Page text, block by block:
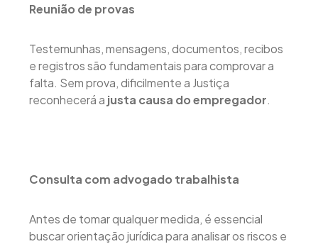
Reunião de provas
Testemunhas, mensagens, documentos, recibos
e registros são fundamentais para comprovar a
falta. Sem prova, dificilmente a Justiça
reconhecerá a justa causa do empregador.
Consulta com advogado trabalhista
Antes de tomar qualquer medida, é essencial
buscar orientação jurídica para analisar os riscos e